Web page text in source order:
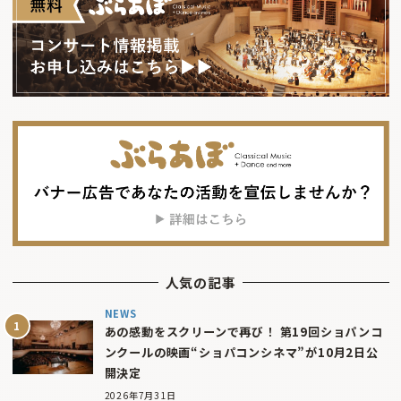
人気の記事
NEWS
あの感動をスクリーンで再び！ 第19回ショパンコ
ンクールの映画“ショパコンシネマ”が10月2日公
開決定
2026年7月31日